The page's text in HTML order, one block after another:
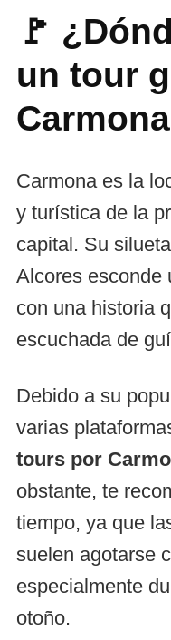
🚩
un tour
Carmona es la
y turística de la
capital. Su
Alcores esconde
con una historia
escuchada de
Debido a su
varias
tours por
obstante, te
tiempo, ya que
suelen agotarse
especialmente
otoño.